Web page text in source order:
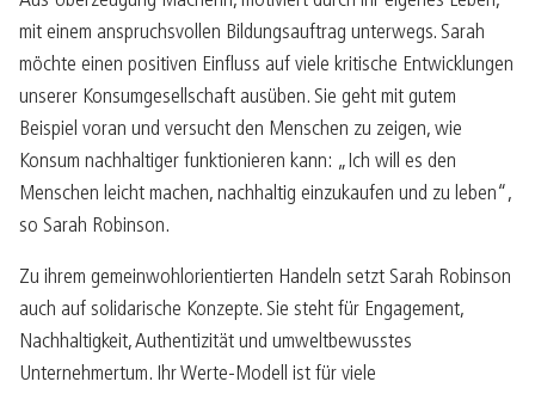
mit einem anspruchsvollen Bildungsauftrag unterwegs. Sarah
möchte einen positiven Einfluss auf viele kritische Entwicklungen
unserer Konsumgesellschaft ausüben. Sie geht mit gutem
Beispiel voran und versucht den Menschen zu zeigen, wie
Konsum nachhaltiger funktionieren kann: „Ich will es den
Menschen leicht machen, nachhaltig einzukaufen und zu leben“,
so Sarah Robinson.
Zu ihrem gemeinwohlorientierten Handeln setzt Sarah Robinson
auch auf solidarische Konzepte. Sie steht für Engagement,
Nachhaltigkeit, Authentizität und umweltbewusstes
Unternehmertum. Ihr Werte-Modell ist für viele